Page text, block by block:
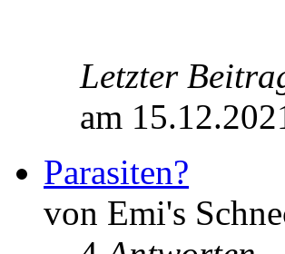
Letzter
am
Parasiten?
von Emi's